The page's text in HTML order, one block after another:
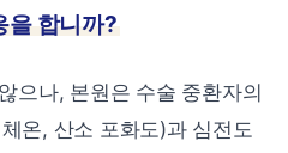
을 합니까?
으나, 본원은 수술 중환자의
온, 산소 포화도)과 심전도